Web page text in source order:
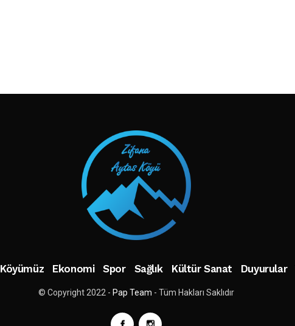
TAKIP ET
Köyümüz Ekonomi Spor Sağlık Kültür Sanat Duyurular
© Copyright 2022 - Pap Team - Tüm Hakları Saklıdır